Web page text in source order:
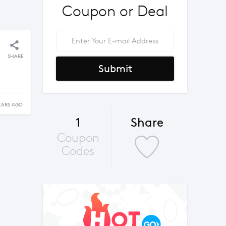
SHARE
AGO
Coupon or Deal
Submit
1
Coupon
Codes
Share